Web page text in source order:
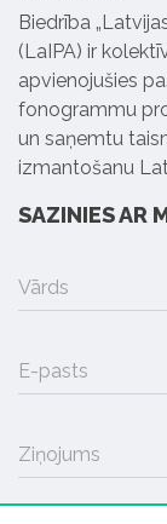
Biedrība
(LaIPA) ir
apvienojušies
fonogrammu
un saņemtu
izmantošanu
SAZINIES AR
Vārds
E-pasts
Ziņojums